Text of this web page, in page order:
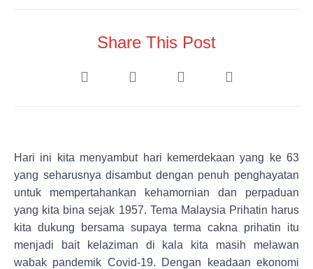
yang seharusnya disambut dengan penuh penghayatan
untuk mempertahankan kehamornian dan perpaduan
yang kita bina sejak 1957. Tema Malaysia Prihatin harus
kita dukung bersama supaya terma cakna prihatin itu
menjadi bait kelaziman di kala kita masih melawan
wabak pandemik Covid-19. Dengan keadaan ekonomi